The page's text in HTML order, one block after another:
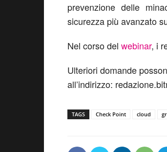
prevenzione delle
sicurezza più avanzato
Nel corso del webinar, i
Ulteriori domande
all’indirizzo:
TAGS Check Point cloud